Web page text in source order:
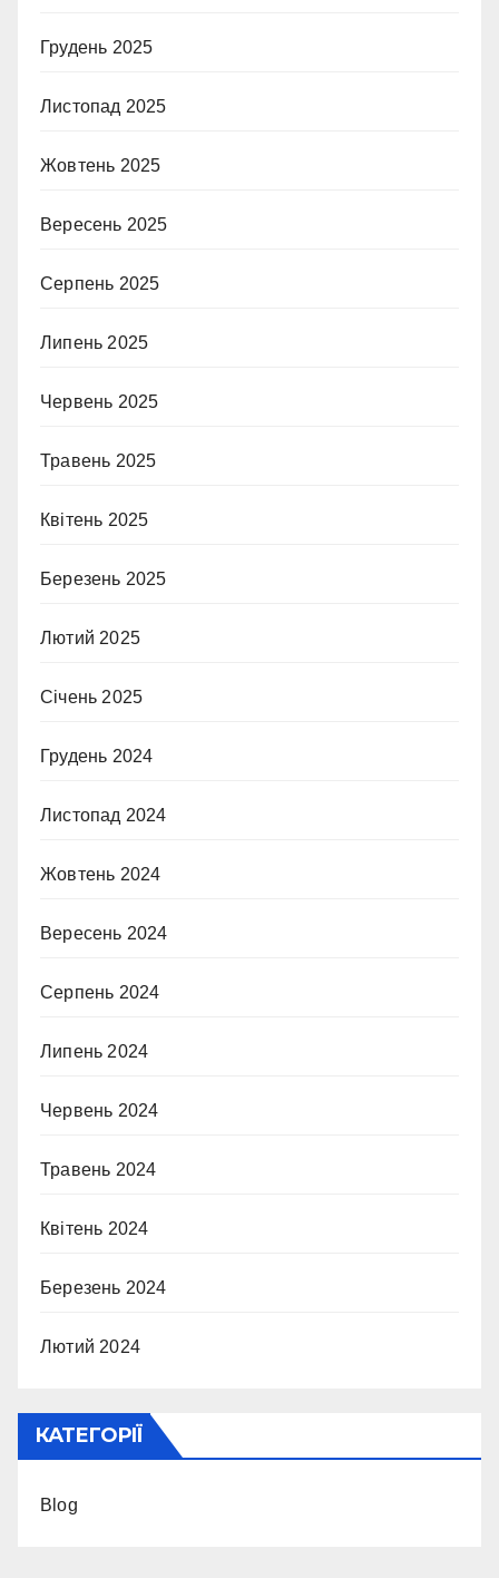
Грудень 2025
Листопад 2025
Жовтень 2025
Вересень 2025
Серпень 2025
Липень 2025
Червень 2025
Травень 2025
Квітень 2025
Березень 2025
Лютий 2025
Січень 2025
Грудень 2024
Листопад 2024
Жовтень 2024
Вересень 2024
Серпень 2024
Липень 2024
Червень 2024
Травень 2024
Квітень 2024
Березень 2024
Лютий 2024
КАТЕГОРІЇ
Blog